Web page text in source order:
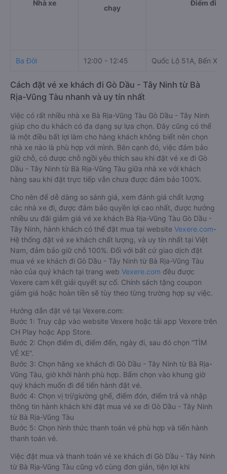
Nhà xe
chạy
Điểm đi
Ba Đời 12:00 - 12:45 Quốc Lộ 51A, Bến Xe
Cách đặt vé xe khách đi Gò Dầu - Tây Ninh từ Bà
Rịa-Vũng Tàu nhanh và uy tín nhất
Việc có rất nhiều nhà xe Bà Rịa-Vũng Tàu Gò Dầu - Tây Ninh
giúp cho du khách có đa dạng sự lựa chọn. Đây cũng có thể
là một điều bất lợi làm cho hàng khách không biết nên chọn
nhà xe nào là phù hợp với mình. Bên cạnh đó, việc đảm bảo
giữ chỗ, có được chỗ ngồi yêu thích sau khi đặt vé xe đi Gò
Dầu - Tây Ninh từ Bà Rịa-Vũng Tàu giữa nhà xe với khách
hàng sau khi đặt trực tiếp vẫn chưa được đảm bảo 100%.
Cho nên để dễ dàng so sánh giá, xem đánh giá chất lượng
các nhà xe đi, được đảm bảo quyền lợi cao nhất, được hưởng
nhiều ưu đãi giảm giá vé xe khách Bà Rịa-Vũng Tàu Gò Dầu -
Tây Ninh, hành khách có thể đặt mua tại website Vexere.com-
Hệ thống đặt vé xe khách chất lượng, và uy tín nhất tại Việt
Nam, đảm bảo giữ chỗ 100%. Đối với bất cứ giao dịch đặt
mua vé xe khách đi Gò Dầu - Tây Ninh từ Bà Rịa-Vũng Tàu
nào của quý khách tại trang web Vexere.com đều được
Vexere cam kết giải quyết sự cố. Chính sách tặng coupon
giảm giá hoặc hoàn tiền sẽ tùy theo từng trường hợp sự việc.
Hướng dẫn đặt vé tại Vexere.com:
Bước 1: Truy cập vào website Vexere hoặc tải app Vexere trên
CH Play hoặc App Store.
Bước 2: Chọn điểm đi, điểm đến, ngày đi, sau đó chọn “TÌM
VÉ XE”.
Bước 3: Chọn hãng xe khách đi Gò Dầu - Tây Ninh từ Bà Rịa-
Vũng Tàu, giờ khởi hành phù hợp. Bấm chọn vào khung giờ
quý khách muốn đi để tiến hành đặt vé.
Bước 4: Chọn vị trí/giường ghế, điểm đón, điểm trả và nhập
thông tin hành khách khi đặt mua vé xe đi Gò Dầu - Tây Ninh
từ Bà Rịa-Vũng Tàu
Bước 5: Chọn hình thức thanh toán vé phù hợp và tiến hành
thanh toán vé.
Việc đặt mua và thanh toán vé xe khách đi Gò Dầu - Tây Ninh
từ Bà Rịa-Vũng Tàu cũng vô cùng đơn giản, tiện lợi khi